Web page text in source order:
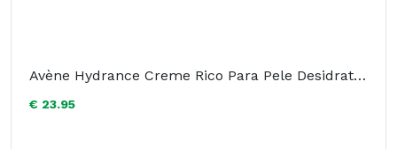
Avène Hydrance Creme Rico Para Pele Desidratada 40ml
€ 23.95